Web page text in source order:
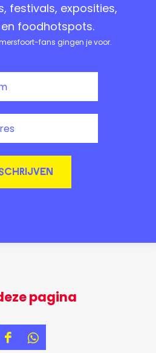
festivals, exposities,
foodhotspots.
fans gingen je voor.
pagina
D
D